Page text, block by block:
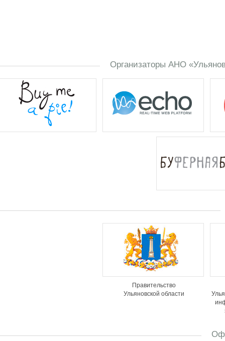
Организаторы АНО
Правительство
Ульяновской области